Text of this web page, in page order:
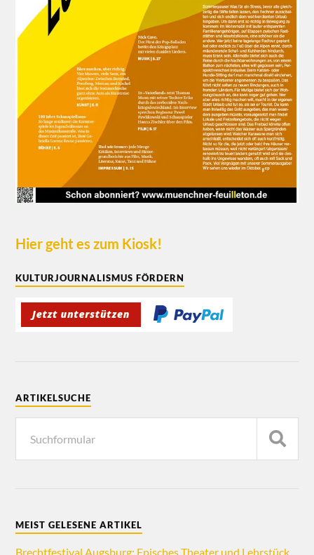
Hier geht es zum Kiosk!
KULTURJOURNALISMUS FÖRDERN
ARTIKELSUCHE
MEIST GELESENE ARTIKEL
Brechtfestival Augsburg: Episches Theater und Lehrstück